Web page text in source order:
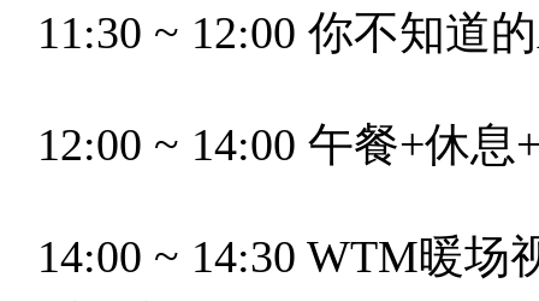
11:30 ~ 12:00 你不知道
12:00 ~ 14:00 午餐+休息
14:00 ~ 14:30 WTM暖场